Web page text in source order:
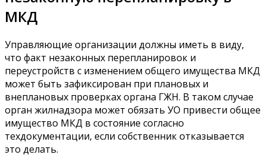
МКД
Управляющие организации должны иметь в виду,
что факт незаконных перепланировок и
переустройств с изменением общего имущества МКД
может быть зафиксирован при плановых и
внеплановых проверках органа ГЖН. В таком случае
орган жилнадзора может обязать УО привести общее
имущество МКД в состояние согласно
техдокументации, если собственник отказывается
это делать.